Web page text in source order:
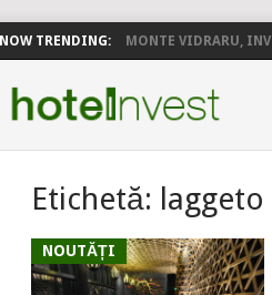
NOW TRENDING: MONTE VIDRARU,
Etichetă: laggeto
NOUTĂȚI